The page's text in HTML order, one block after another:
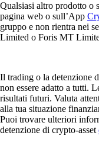
Qualsiasi altro prodotto o
pagina web o sull’App
gruppo e non rientra nei
Limited o Foris MT
Il trading o la detenzione
non essere adatto a tutti.
risultati futuri. Valuta
alla tua situazione
Puoi trovare ulteriori
detenzione di crypto-asset